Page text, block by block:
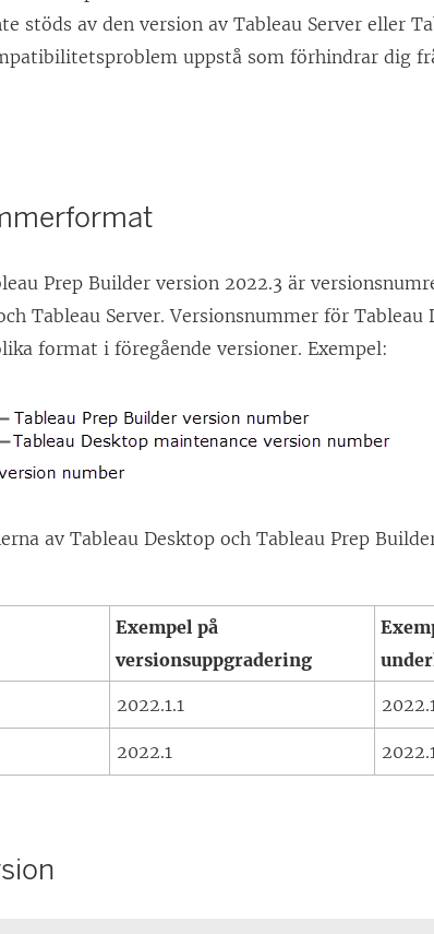
stöds av den version av Tableau Server eller
uppstå som förhindrar dig
Prep Builder version 2022.3 är
Tableau Server. Versionsnummer för Tableau
format i föregående versioner. Exempel:
av Tableau Desktop och Tableau Prep
Exempel på
versionsuppgradering
2022.1.1
2022.1